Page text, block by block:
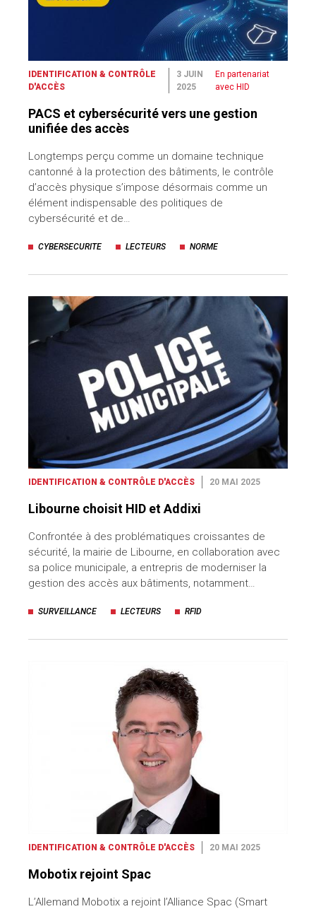
IDENTIFICATION & CONTRÔLE
D'ACCÈS
3 JUIN
2025
En partenariat
avec HID
PACS et cybersécurité vers une gestion
unifiée des accès
Longtemps perçu comme un domaine technique
cantonné à la protection des bâtiments, le contrôle
d’accès physique s’impose désormais comme un
élément indispensable des politiques de
cybersécurité et de…
CYBERSECURITE LECTEURS NORME
IDENTIFICATION & CONTRÔLE D'ACCÈS 20 MAI 2025
Libourne choisit HID et Addixi
Confrontée à des problématiques croissantes de
sécurité, la mairie de Libourne, en collaboration avec
sa police municipale, a entrepris de moderniser la
gestion des accès aux bâtiments, notamment…
SURVEILLANCE LECTEURS RFID
IDENTIFICATION & CONTRÔLE D'ACCÈS 20 MAI 2025
Mobotix rejoint Spac
L’Allemand Mobotix a rejoint l’Alliance Spac (Smart